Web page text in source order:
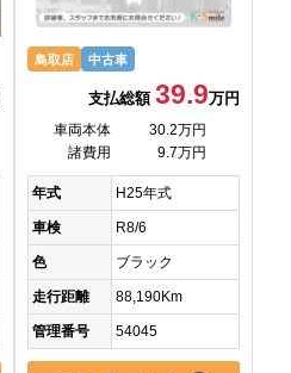
鳥取店 中古車
支払総額39.9万円
車両本体
30.2万円
諸費用
9.7万円
年式 H25年式
車検 R8/6
色 ブラック
走行距離 88,190Km
管理番号 54045